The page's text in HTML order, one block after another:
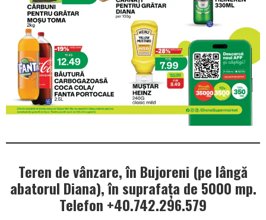
Teren de vânzare, în Bujoreni (pe lângă
abatorul Diana), în suprafața de 5000 mp.
Telefon +40.742.296.579